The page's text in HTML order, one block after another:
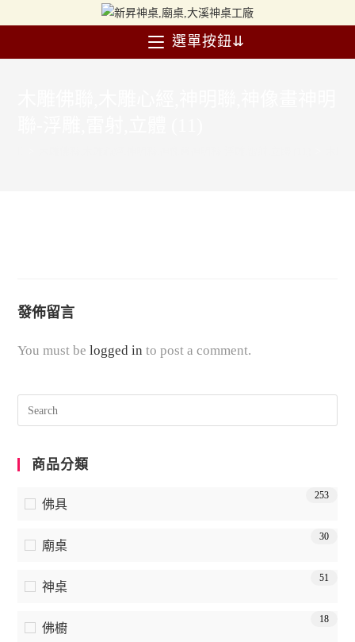
選單按鈕⇊
發佈留言
You must belogged in to post a comment.
商品分類
佛具
253
廟桌
30
神桌
51
佛櫥
18